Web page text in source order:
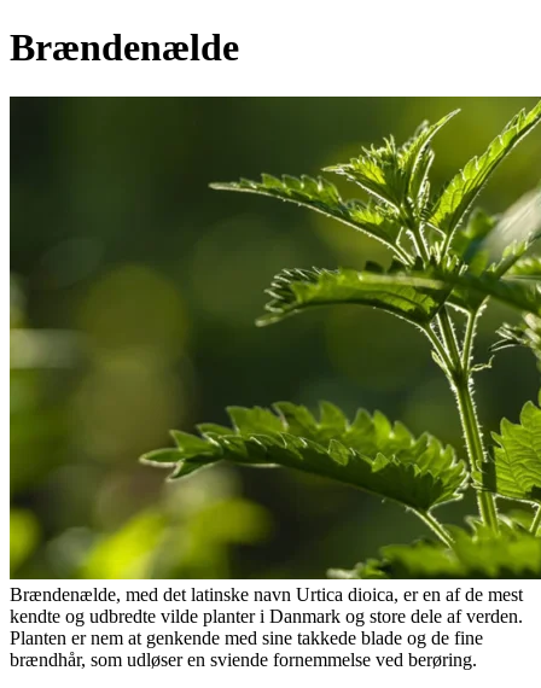
Brændenælde
Brændenælde, med det latinske navn Urtica dioica, er en af de mest
kendte og udbredte vilde planter i Danmark og store dele af verden.
Planten er nem at genkende med sine takkede blade og de fine
brændhår, som udløser en sviende fornemmelse ved berøring.